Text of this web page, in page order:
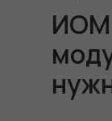
ИОМ